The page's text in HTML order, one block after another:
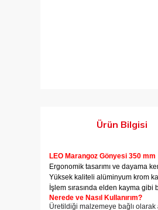
Ürün Bilgisi
LEO Marangoz Gönyesi 350 mm
Ergonomik tasarımı ve dayama
Yüksek kaliteli alüminyum krom
İşlem sırasında elden kayma
Nerede ve Nasıl Kullanırım?
Üretildiği malzemeye bağlı olarak